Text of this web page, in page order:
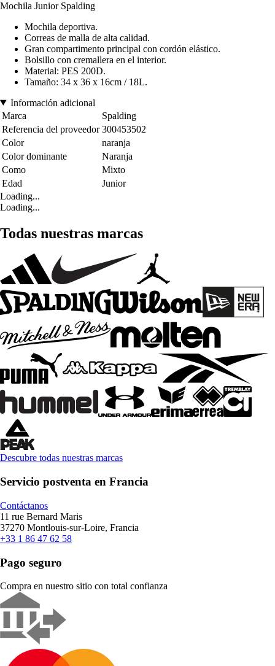
Mochila Junior Spalding
Mochila deportiva.
Correas de malla de alta calidad.
Gran compartimento principal con cordón elástico.
Bolsillo con cremallera en el interior.
Material: PES 200D.
Tamaño: 34 x 36 x 16cm / 18L.
Información adicional
Marca
Spalding
Referencia del proveedor 300453502
Color
naranja
Color dominante
Naranja
Como
Mixto
Edad
Junior
Loading...
Loading...
Todas nuestras marcas
Descubre todas nuestras marcas
Servicio postventa en Francia
Contáctanos
11 rue Bernard Maris
37270 Montlouis-sur-Loire, Francia
+33 1 86 47 62 58
Pago seguro
Compra en nuestro sitio con total confianza